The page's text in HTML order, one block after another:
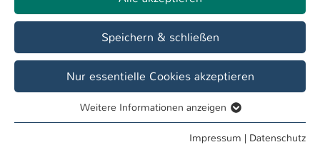
Übersicht Studieninteressierte Studierende
Labor H 0.009 - Werkstoffprüfung
Forschungsthemen
Zugprüfung
Ermüdungsprüfung (hochfrequent)
Speichern & schließen
Nur essentielle Cookies akzeptieren
Essentielle Cookies werden für grundlegende Funktionen
Weitere Informationen anzeigen
Impressum | Datenschutz